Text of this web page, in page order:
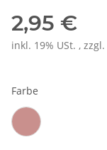
2,95 €
inkl. 19% USt. , zzgl.
Farbe